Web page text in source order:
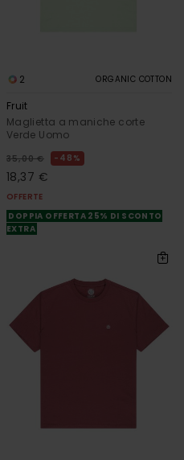
2 ORGANIC COTTON
Fruit
Maglietta a maniche corte
Verde Uomo
35,00 € 48%
18,37 €
OFFERTE
DOPPIA OFFERTA 25% DI SCONTO
EXTRA